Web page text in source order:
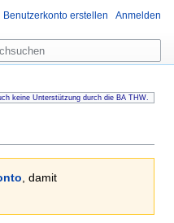
keine Unterstützung durch die BA THW.
, damit
Benutzerkonto erstellen Anmelden